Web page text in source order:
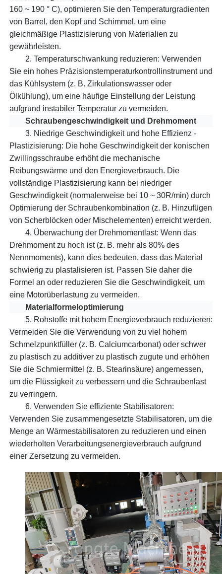
160 ~ 190 ° C), optimieren Sie den Temperaturgradienten
von Barrel, den Kopf und Schimmel, um eine
gleichmäßige Plastizisierung von Materialien zu
gewährleisten.
2. Temperaturschwankung reduzieren: Verwenden
Sie ein hohes Präzisionstemperaturkontrollinstrument und
das Kühlsystem (z. B. Zirkulationswasser oder
Ölkühlung), um eine häufige Einstellung der Leistung
aufgrund instabiler Temperatur zu vermeiden.
Schraubengeschwindigkeit und Drehmoment
3. Niedrige Geschwindigkeit und hohe Effizienz -
Plastizisierung: Die hohe Geschwindigkeit der konischen
Zwillingsschraube erhöht die mechanische
Reibungswärme und den Energieverbrauch. Die
vollständige Plastizisierung kann bei niedriger
Geschwindigkeit (normalerweise bei 10 ~ 30R/min) durch
Optimierung der Schraubenkombination (z. B. Hinzufügen
von Scherblöcken oder Mischelementen) erreicht werden.
4. Überwachung der Drehmomentlast: Wenn das
Drehmoment zu hoch ist (z. B. mehr als 80% des
Nennmoments), kann dies bedeuten, dass das Material
schwierig zu plastalisieren ist. Passen Sie daher die
Formel an oder reduzieren Sie die Geschwindigkeit, um
eine Motorüberlastung zu vermeiden.
Materialformeloptimierung
5. Rohstoffe mit hohem Energieverbrauch reduzieren:
Vermeiden Sie die Verwendung von zu viel hohem
Schmelzpunktfüller (z. B. Calciumcarbonat) oder schwer
zu plastisch zu additiver zu plastisch zugute und erhöhen
Sie die Schmiermittel (z. B. Stearinsäure) angemessen,
um die Flüssigkeit zu verbessern und die Schraubenlast
zu verringern.
6. Verwenden Sie effiziente Stabilisatoren:
Verwenden Sie zusammengesetzte Stabilisatoren, um die
Menge an Wärmestabilisatoren zu reduzieren und einen
wiederholten Verarbeitungsenergieverbrauch aufgrund
einer Zersetzung zu vermeiden.